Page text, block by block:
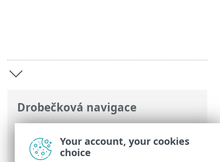
Drobečková navigace
ESET Online nápověda>ESET Mobile
Security >Představení ESET Mobile
Security
Your account, your cookies
choice